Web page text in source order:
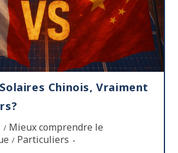
Chinois, Vraiment
/ Mieux comprendre le
/ Particuliers